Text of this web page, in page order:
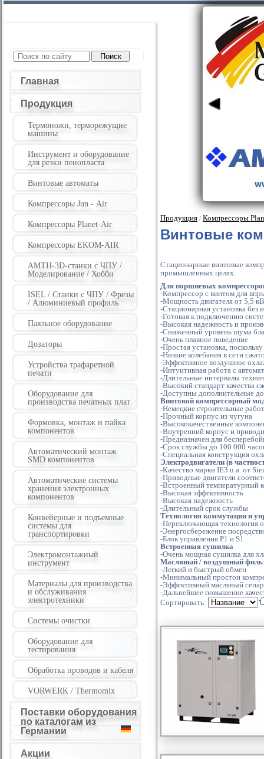
Главная
Продукция
Термоножи, терморежущие
машины
Инструмент и оборудование
для резки пенопласта
Винтовые автоматы
Компрессоры Jun - Air
Компрессоры Planet-Air
Компрессоры EKOM-AIR
AMTH-3D-станки с ЧПУ /
Моделирование / Хобби
ISEL / Станки с ЧПУ / Фрезы
/ Алюминиевый профиль
Паяльное оборудование
Дозаторы
Устройства трафаретной
печати
Оборудование для
производства печатных плат
Формовка, монтаж и пайка
компонентов
Автоматический монтаж
SMD компонентов
Автоматические системы
хранения электронных
компонентов
Конвейерные и подъемные
системы для
транспортировки
Электромонтажный
инструмент
Материалы для производства
и обслуживания
электротехники
Системы очистки
Оборудование для
тестирования
Обработка проводов и кабеля
VORWERK / Thermomix
Поставки оборудования
по каталогам из
Германии
Акции
Продукция / Компрессоры
Винтовые
Стационарные винтовые
промышленных целях.
Для поршневых
-Компрессор с винтом для
-Мощность двигателя от 5,5
-Стационарная установка без
-Готовая к подключению
-Высокая надежность и
-Сниженный уровень шума
-Очень плавное поведение
-Простая установка,
-Низкие колебания в сети
-Эффективное воздушное
-Интуитивная работа с
-Длительные интервалы
-Высокий стандарт качества
-Доступны дополнительные
Винтовой компрессорный
-Немецкие строительные
-Прочный корпус из чугуна
-Высококачественные
-Внутренний корпус и
-Предназначен для
-Срок службы до 100 000
-Специальная конструкция
Электродвигатели (в
-Качество марки IE3 u.a. от
-Приводные двигатели
-Встроенный температурный
-Высокая эффективность
-Высокая надежность
-Длительный срок службы
Технология коммутации и
-Переключающая технология
-Энергосбережение
-Блок управления P1 и S1
Встроенная сушилка
-Очень мощная сушилка для
Масляный / воздушный
-Легкий и быстрый обмен
-Минимальный простои
-Эффективный масляный
-Дальнейшее повышение
Сортировать: